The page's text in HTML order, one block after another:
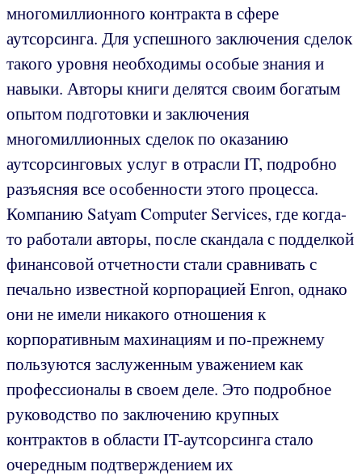
многомиллионного контракта в сфере
аутсорсинга. Для успешного заключения сделок
такого уровня необходимы особые знания и
навыки. Авторы книги делятся своим богатым
опытом подготовки и заключения
многомиллионных сделок по оказанию
аутсорсинговых услуг в отрасли IT, подробно
разъясняя все особенности этого процесса.
Компанию Satyam Computer Services, где когда-
то работали авторы, после скандала с подделкой
финансовой отчетности стали сравнивать с
печально известной корпорацией Enron, однако
они не имели никакого отношения к
корпоративным махинациям и по-прежнему
пользуются заслуженным уважением как
профессионалы в своем деле. Это подробное
руководство по заключению крупных
контрактов в области IT-аутсорсинга стало
очередным подтверждением их